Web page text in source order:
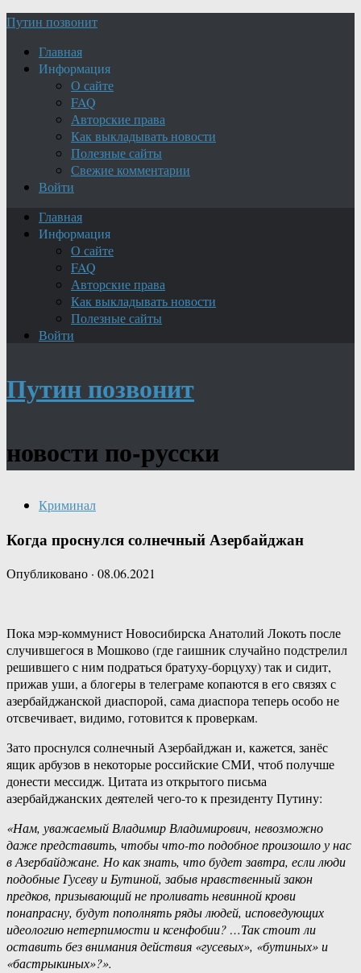
Путин позвонит
Главная
Информация
О сайте
FAQ
Авторские права
Как выкладывать новости
Полезные сайты
Свежие комментарии
Войти
Главная
Информация
О сайте
FAQ
Авторские права
Как выкладывать новости
Полезные сайты
Войти
Путин позвонит
новости по-русски
Криминал
Когда проснулся солнечный Азербайджан
Опубликовано · 08.06.2021
Пока мэр-коммунист Новосибирска Анатолий Локоть после
случившегося в Мошково (где гаишник случайно подстрелил
решившего с ним подраться братуху-борцуху) так и сидит,
прижав уши, а блогеры в телеграме копаются в его связях с
азербайджанской диаспорой, сама диаспора теперь особо не
отсвечивает, видимо, готовится к проверкам.
Зато проснулся солнечный Азербайджан и, кажется, занёс
ящик арбузов в некоторые российские СМИ, чтоб получше
донести мессидж. Цитата из открытого письма
азербайджанских деятелей чего-то к президенту Путину:
«Нам, уважаемый Владимир Владимирович, невозможно
даже представить, чтобы что-то подобное произошло у нас
в Азербайджане. Но как знать, что будет завтра, если люди
подобные Гусеву и Бутиной, забыв нравственный закон
предков, призывающий не проливать невинной крови
понапрасну, будут пополнять ряды людей, исповедующих
идеологию нетерпимости и ксенфобии? …Так стоит ли
оставить без внимания действия «гусевых», «бутиных» и
«бастрыкиных»?».